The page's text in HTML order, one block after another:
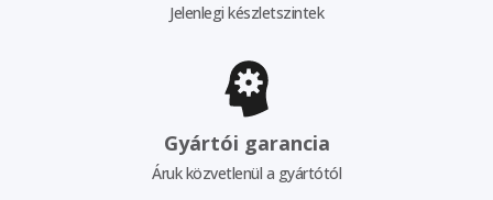
Jelenlegi készletszintek
Gyártói garancia
Áruk közvetlenül a gyártótól